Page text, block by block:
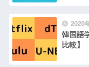
2020
韓国語
比較】